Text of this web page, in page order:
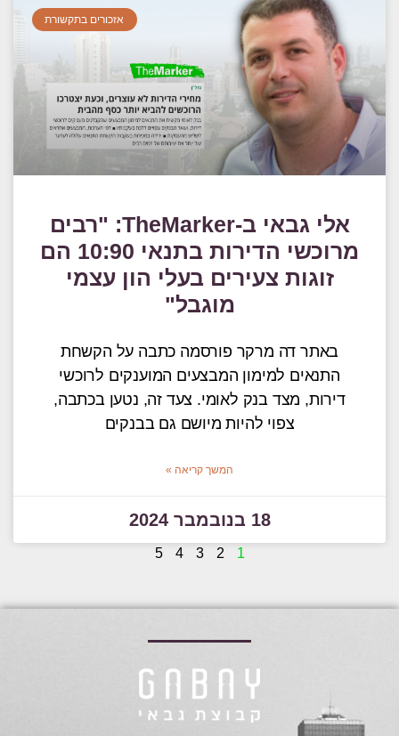
אזכורים בתקשורת
אלי גבאי ב-TheMarker: "רבים
מרוכשי הדירות בתנאי 10:90 הם
זוגות צעירים בעלי הון עצמי
מוגבל"
באתר דה מרקר פורסמה כתבה על הקשחת
התנאים למימון המבצעים המוענקים לרוכשי
דירות, מצד בנק לאומי. צעד זה, נטען בכתבה,
צפוי להיות מיושם גם בבנקים
המשך קריאה »
18 בנובמבר 2024
1
2
3
4
5